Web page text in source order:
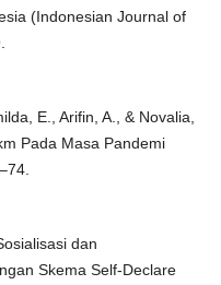
(Indonesian Journal of
E., Arifin, A., & Novalia,
Pada Masa Pandemi
dan
Skema Self-Declare